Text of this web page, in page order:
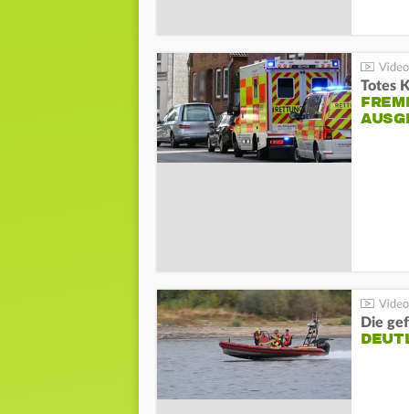
Totes
Die